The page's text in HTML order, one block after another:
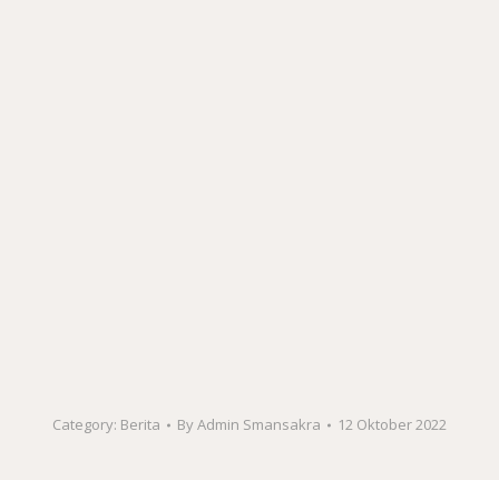
Category: Berita ByAdmin Smansakra 12 Oktober 2022